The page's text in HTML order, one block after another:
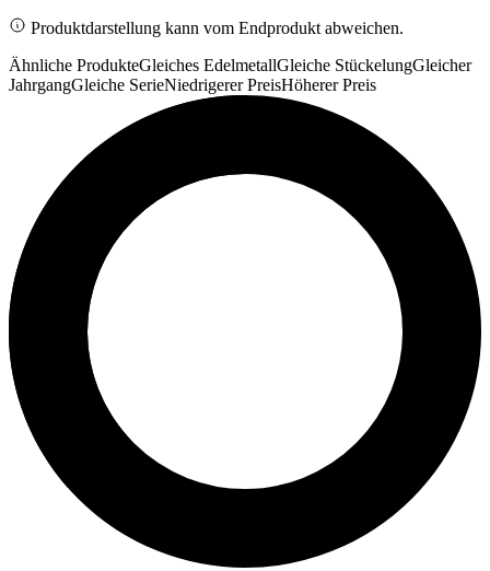
Produktdarstellung kann vom Endprodukt abweichen.
Ähnliche ProdukteGleiches EdelmetallGleiche StückelungGleicher
JahrgangGleiche SerieNiedrigerer PreisHöherer Preis